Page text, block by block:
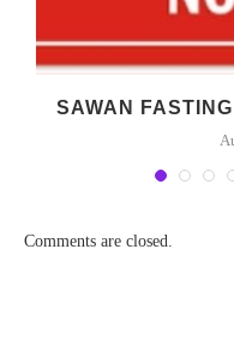
SAWAN FASTING:
Comments are closed.